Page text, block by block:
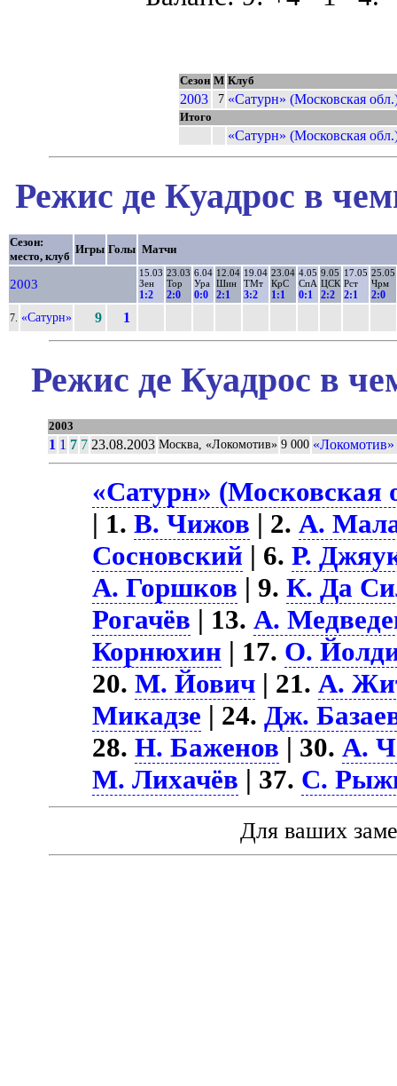
Сезон М Клуб
2003 7 «Сатурн» (Московская
Итого
«Сатурн» (Московская
Режис де Куадрос в
Сезон:
место, клуб
Игры Голы Матчи
2003
15.03
Зен
1:2
23.03
Тор
2:0
6.04
Ура
0:0
12.04
Шин
2:1
19.04
ТМт
3:2
23.04
КрС
1:1
4.05
СпА
0:1
9.05
ЦСК
2:2
17.05
Рст
2:1
25.05
Чрм
2:0
7. «Сатурн» 9 1
Режис де Куадрос в
2003
1 1 7 7 23.08.2003 Москва, «Локомотив» 9 000
«Сатурн» (Московская
| 1.В. Чижов | 2.А.
Сосновский | 6.Р.
А. Горшков | 9.К. Да
Рогачёв | 13.А.
Корнюхин | 17. О.
20.М. Йович | 21.А.
Микадзе | 24.Дж.
28.Н. Баженов | 30.А.
М. Лихачёв | 37. С.
Для ваших